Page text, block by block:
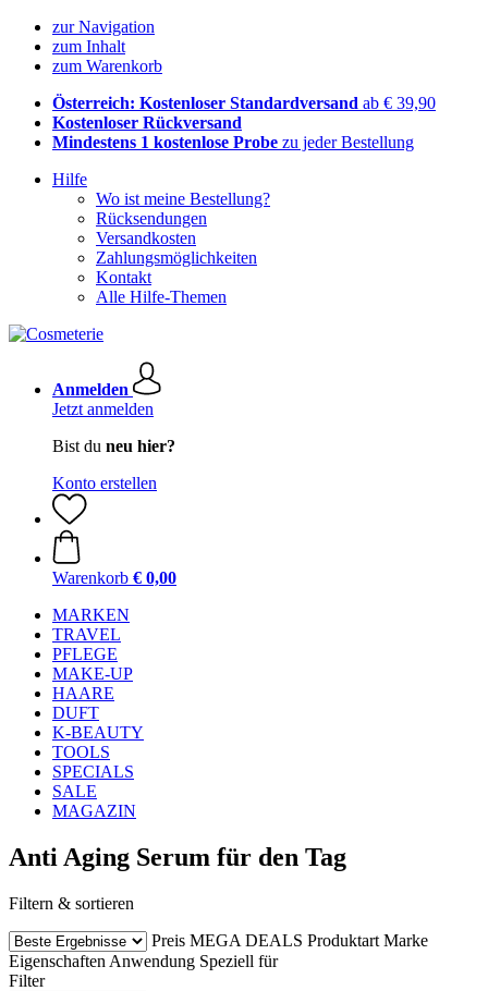
zur Navigation
zum Inhalt
zum Warenkorb
Österreich: Kostenloser Standardversand ab € 39,90
Kostenloser Rückversand
Mindestens 1 kostenlose Probe zu jeder Bestellung
Hilfe
Wo ist meine Bestellung?
Rücksendungen
Versandkosten
Zahlungsmöglichkeiten
Kontakt
Alle Hilfe-Themen
Anmelden
Jetzt anmelden
Bist du neu hier?
Konto erstellen
Warenkorb € 0,00
MARKEN
TRAVEL
PFLEGE
MAKE-UP
HAARE
DUFT
K-BEAUTY
TOOLS
SPECIALS
SALE
MAGAZIN
Anti Aging Serum für den Tag
Filtern & sortieren
Preis MEGA DEALS Produktart Marke
Eigenschaften Anwendung Speziell für
Filter